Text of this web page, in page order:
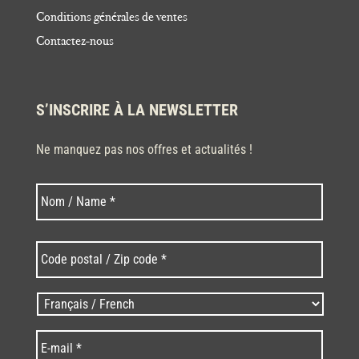
Conditions générales de ventes
Contactez-nous
S’INSCRIRE À LA NEWSLETTER
Ne manquez pas nos offres et actualités !
Nom * Nom
postal
/
Zip
code
* *
Langues
/
Language *
mail *